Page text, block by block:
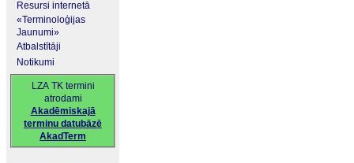
Resursi internetā
«Terminoloģijas
Jaunumi»
Atbalstītāji
Notikumi
LZA TK termini
atrodami
Akadēmiskajā
terminu datubāzē
AkadTerm